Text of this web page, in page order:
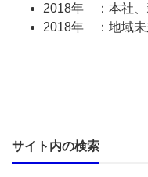
2018年 ：本社、
2018年 ：地域未
サイト内の検索